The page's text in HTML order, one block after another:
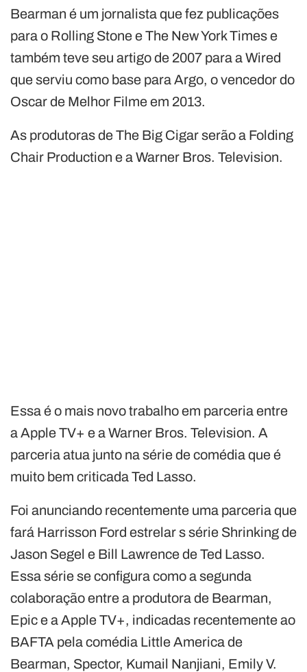
Bearman é um jornalista que fez publicações
para o Rolling Stone e The New York Times e
também teve seu artigo de 2007 para a Wired
que serviu como base para Argo, o vencedor do
Oscar de Melhor Filme em 2013.
As produtoras de The Big Cigar serão a Folding
Chair Production e a Warner Bros. Television.
Essa é o mais novo trabalho em parceria entre
a Apple TV+ e a Warner Bros. Television. A
parceria atua junto na série de comédia que é
muito bem criticada Ted Lasso.
Foi anunciando recentemente uma parceria que
fará Harrisson Ford estrelar s série Shrinking de
Jason Segel e Bill Lawrence de Ted Lasso.
Essa série se configura como a segunda
colaboração entre a produtora de Bearman,
Epic e a Apple TV+, indicadas recentemente ao
BAFTA pela comédia Little America de
Bearman, Spector, Kumail Nanjiani, Emily V.